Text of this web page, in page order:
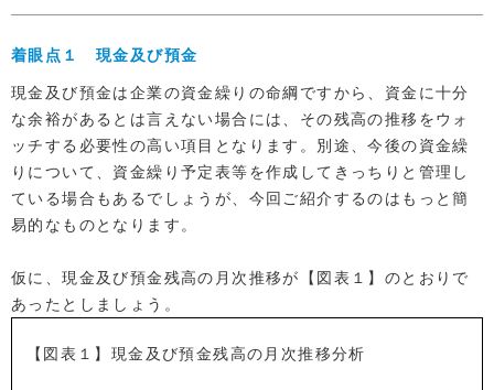
着眼点１ 現金及び預金
現金及び預金は企業の資金繰りの命綱ですから、資金に十分
な余裕があるとは言えない場合には、その残高の推移をウォ
ッチする必要性の高い項目となります。別途、今後の資金繰
りについて、資金繰り予定表等を作成してきっちりと管理し
ている場合もあるでしょうが、今回ご紹介するのはもっと簡
易的なものとなります。
仮に、現金及び預金残高の月次推移が【図表１】のとおりで
あったとしましょう。
【図表１】現金及び預金残高の月次推移分析